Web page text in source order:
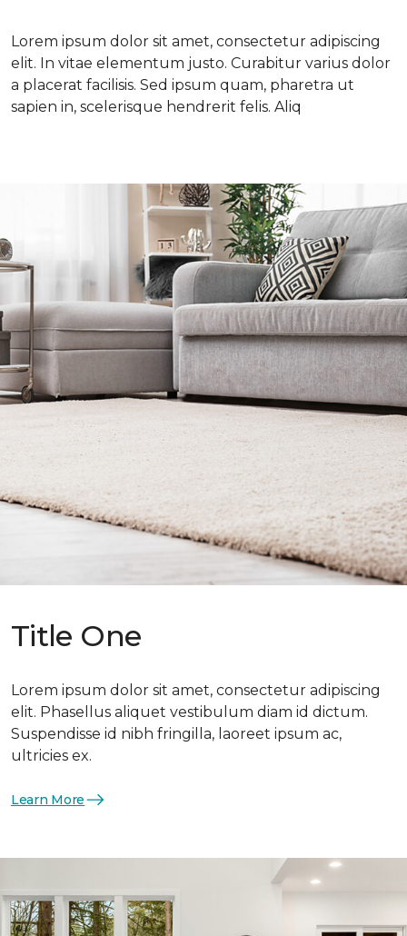
Lorem ipsum dolor sit amet, consectetur adipiscing
elit. In vitae elementum justo. Curabitur varius dolor
a placerat facilisis. Sed ipsum quam, pharetra ut
sapien in, scelerisque hendrerit felis. Aliq
Title One
Lorem ipsum dolor sit amet, consectetur adipiscing
elit. Phasellus aliquet vestibulum diam id dictum.
Suspendisse id nibh fringilla, laoreet ipsum ac,
ultricies ex.
Learn More